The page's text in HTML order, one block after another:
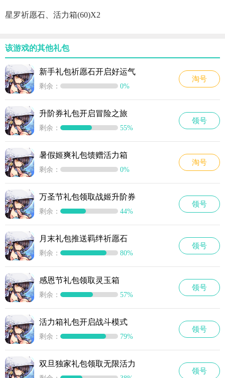
星罗祈愿石、活力箱(60)X2
该游戏的其他礼包
新手礼包祈愿石开启好运气
剩余： 0%
淘号
升阶券礼包开启冒险之旅
剩余： 55%
领号
暑假姬爽礼包馈赠活力箱
剩余： 0%
淘号
万圣节礼包领取战姬升阶券
剩余： 44%
领号
月末礼包推送羁绊祈愿石
剩余： 80%
领号
感恩节礼包领取灵玉箱
剩余： 57%
领号
活力箱礼包开启战斗模式
剩余： 79%
领号
双旦独家礼包领取无限活力
领号